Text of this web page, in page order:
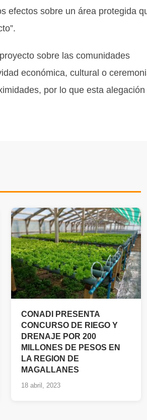
efectos sobre un área protegida
sobre las comunidades
económica, cultural o
por lo que esta alegación
CONADI PRESENTA
CONCURSO DE RIEGO Y
DRENAJE POR 200
MILLONES DE PESOS EN
LA REGION DE
MAGALLANES
18 abril, 2023